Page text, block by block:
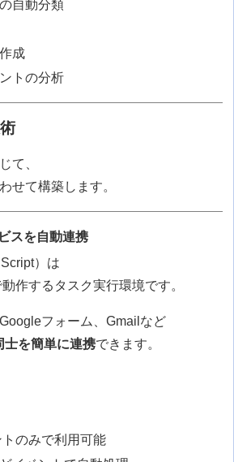
自動分類
成
トの分析
て、
せて構築します。
スを自動連携
）は
作するタスク実行環境です。
フォーム、Gmailなど
を簡単に連携できます。
のみで利用可能